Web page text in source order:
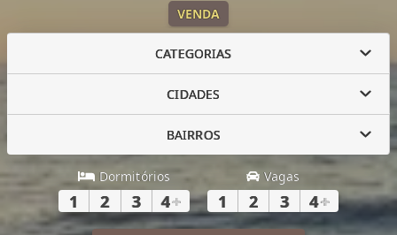
VENDA
CATEGORIAS
CIDADES
BAIRROS
Dormitórios
1 2 3 4+
Vagas
1 2 3 4+